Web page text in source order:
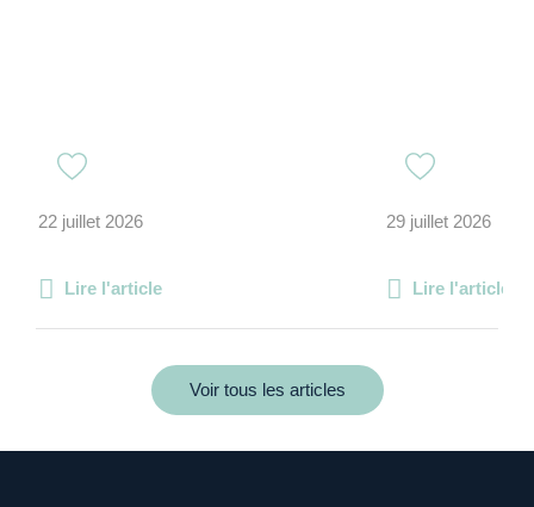
22 juillet 2026
Lire l'article
29 juillet 2026
Lire l'article
Voir tous les articles